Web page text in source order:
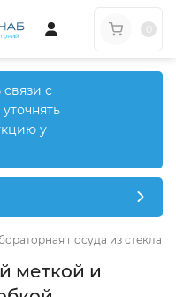
с
у
посуда из стекла
меткой и